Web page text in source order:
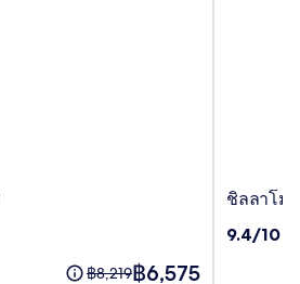
ราคา
฿8,219ราคา
฿6,575
ชิ
ลา
ชิลลาโม
9.4
9.4/10